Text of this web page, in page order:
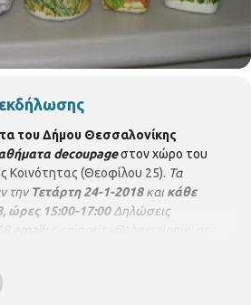
του Δήμου Θεσσαλονίκης
decoupageστον χώρο του
Κοινότητας (Θεοφίλου 25). Τα
την Τετάρτη 24-1-2018και κάθε
ώρες 15:00-17:00 Δηλώσεις